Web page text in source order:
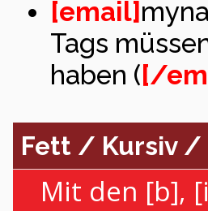
[email]
Tags
haben ([/
Fett / Kursiv /
Mit den [b],